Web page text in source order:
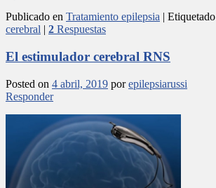
Publicado en Tratamiento epilepsia | Etiquetado
cerebral | 2 Respuestas
El estimulador cerebral RNS
Posted on 4 abril, 2019 porepilepsiarussi
Responder